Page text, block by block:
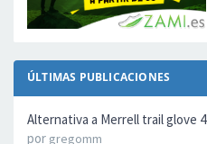
ÚLTIMAS PUBLICACIONES
Alternativa a Merrell trail glove 4
por gregomm